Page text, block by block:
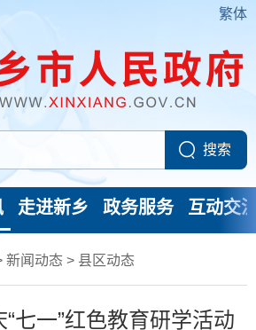
繁体
走进新乡 政务服务 互动交
新闻动态 > 县区动态
七一”红色教育研学活动